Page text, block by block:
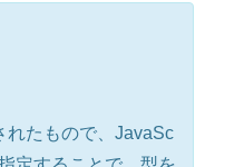
れたもので、JavaSc